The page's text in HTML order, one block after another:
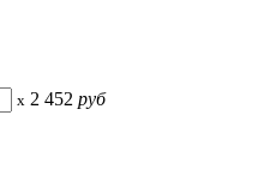
x 2 452 руб